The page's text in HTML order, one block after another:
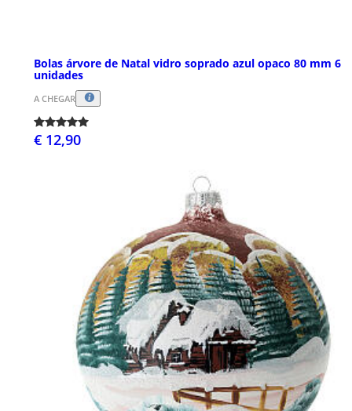
Bolas árvore de Natal vidro soprado azul opaco 80 mm 6
unidades
A CHEGAR
€ 12,90